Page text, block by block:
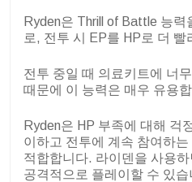
Ryden은 Thrill of Battle 능력
로, 전투 시 EP를 HP로 더 빨
전투 중일 때 의료키트에 너
때문에 이 능력은 매우 유용
Ryden은 HP 부족에 대해 걱
이하고 전투에 계속 참여하
적합합니다. 라이덴을 사용
공격적으로 플레이할 수 있습